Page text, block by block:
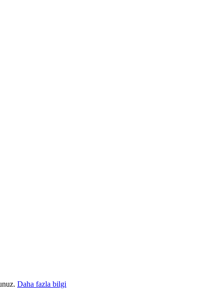
Daha fazla bilgi